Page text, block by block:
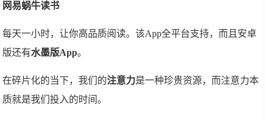
网易蜗牛读书
每天一小时，让你高品质阅读。该App全平台支持，而且安卓
版还有水墨版App。
在碎片化的当下，我们的注意力是一种珍贵资源，而注意力本
质就是我们投入的时间。